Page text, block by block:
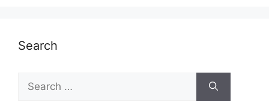
Search